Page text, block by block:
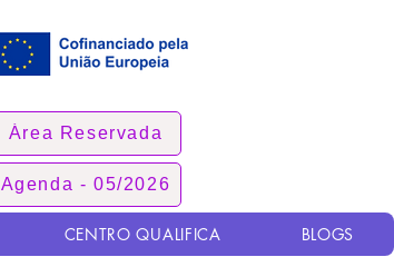
Área Reservada
Agenda - 05/2026
CENTRO QUALIFICA BLOGS